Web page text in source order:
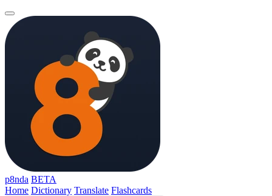
p8nda BETA
Home Dictionary Translate Flashcards